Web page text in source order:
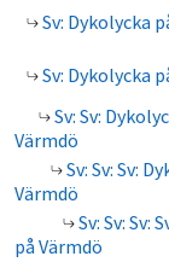
Sv: Dykolycka
Sv: Dykolycka
Sv: Sv:
Värmdö
Sv: Sv: Sv:
Värmdö
Sv: Sv: Sv:
på Värmdö